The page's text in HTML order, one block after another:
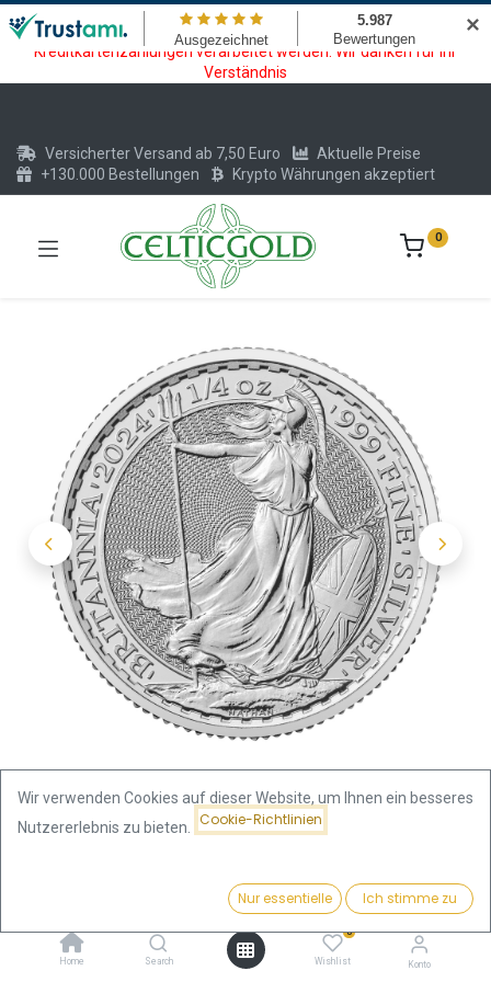
Wartungsarbeiten am Kreditkarten und Krypto Bezahlmodul. In der
Zeit vom 20.07. - 09.08.2026 können keine Krypto oder
Kreditkartenzahlungen verarbeitet werden. Wir danken für Ihr
Verständnis
Preis:
21,90 € Kaufen
Home Search
0
Wishlist Konto
Versicherter Versand ab 7,50 Euro
Aktuelle Preise
+130.000 Bestellungen
Krypto Währungen akzeptiert
0
Britannia 1/4 Unze Silbermünze 2024
Britannia 1/4 Unze Silbermünze
Wir verwenden Cookies auf dieser Website, um Ihnen ein besseres
Nutzererlebnis zu bieten.
Cookie-Richtlinien
Nur essentielle Ich stimme zu
✕